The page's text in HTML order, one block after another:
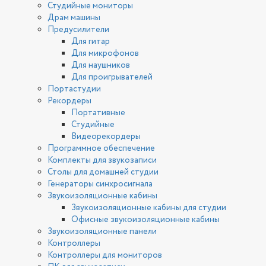
Студийные мониторы
Драм машины
Предусилители
Для гитар
Для микрофонов
Для наушников
Для проигрывателей
Портастудии
Рекордеры
Портативные
Студийные
Видеорекордеры
Программное обеспечение
Комплекты для звукозаписи
Столы для домашней студии
Генераторы синхросигнала
Звукоизоляционные кабины
Звукоизоляционные кабины для студии
Офисные звукоизоляционные кабины
Звукоизоляционные панели
Контроллеры
Контроллеры для мониторов